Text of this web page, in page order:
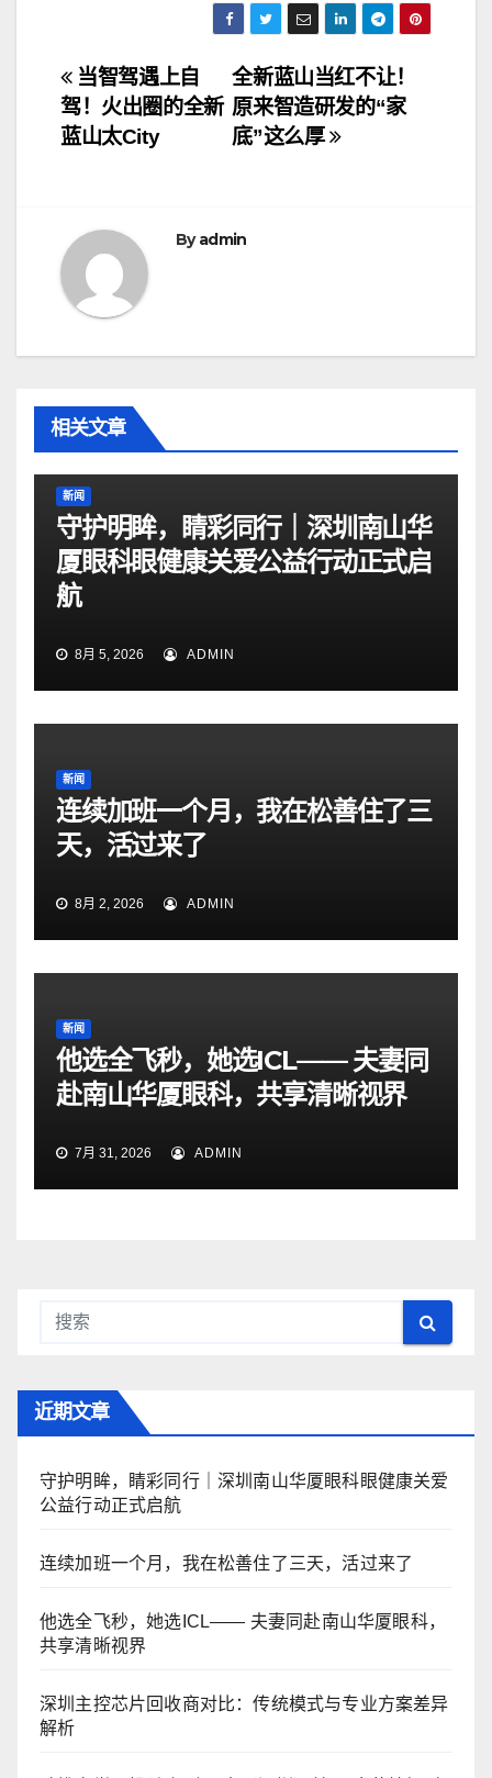
文
章
航
全新蓝山当红不让！
原来智造研发的“家
底”这么厚
当智驾遇上自
驾！火出圈的全新
蓝山太City
Byadmin
相关文章
新闻
守护明眸，睛彩同行｜深圳南山华
厦眼科眼健康关爱公益行动正式启
航
8月 5, 2026 ADMIN
新闻
连续加班一个月，我在松善住了三
天，活过来了
8月 2, 2026 ADMIN
新闻
他选全飞秒，她选ICL—— 夫妻同
赴南山华厦眼科，共享清晰视界
7月 31, 2026 ADMIN
近期文章
守护明眸，睛彩同行｜深圳南山华厦眼科眼健康关爱
公益行动正式启航
连续加班一个月，我在松善住了三天，活过来了
他选全飞秒，她选ICL—— 夫妻同赴南山华厦眼科，
共享清晰视界
深圳主控芯片回收商对比：传统模式与专业方案差异
解析